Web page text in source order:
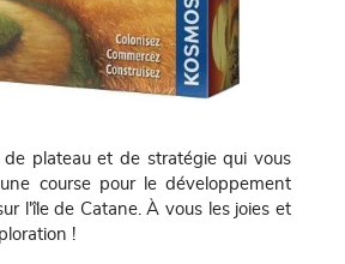
plateau et de stratégie qui vous
course pour le développement
l'île de Catane. À vous les joies et
!